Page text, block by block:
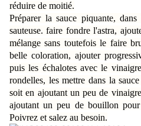
réduire de moitié.
Préparer la sauce piquante,
sauteuse. faire fondre l'astra,
mélange sans toutefois le faire
belle coloration, ajouter
puis les échalotes avec le
rondelles, les mettre dans la
soit en ajoutant un peu de
ajoutant un peu de bouillon
Poivrez et salez au besoin.